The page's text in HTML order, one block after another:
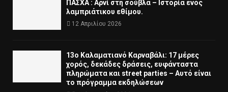
ΠΑΣΧΑ : Αρνί στη σούβλα – Ιστορία ενός
λαμπριάτικου εθίμου.
12 Απριλίου 2026
13ο Καλαματιανό Καρναβάλι: 17 μέρες
χορός, δεκάδες δράσεις, ευφάνταστα
πληρώματα και street parties – Αυτό είναι
το πρόγραμμα εκδηλώσεων